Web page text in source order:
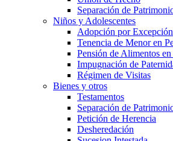
Separación de
Niños y Adolescentes
Adopción por Excepción
Tenencia de Menor en
Pensión de Alimentos en
Impugnación de
Régimen de Visitas
Bienes y otros
Testamentos
Separación de
Petición de Herencia
Desheredación